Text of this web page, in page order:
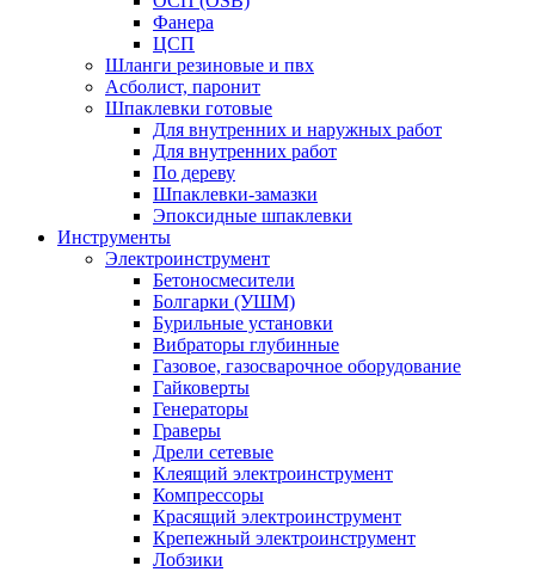
Фанера
ЦСП
Шланги резиновые и пвх
Асболист, паронит
Шпаклевки готовые
Для внутренних и наружных работ
Для внутренних работ
По дереву
Шпаклевки-замазки
Эпоксидные шпаклевки
Инструменты
Электроинструмент
Бетоносмесители
Болгарки (УШМ)
Бурильные установки
Вибраторы глубинные
Газовое, газосварочное оборудование
Гайковерты
Генераторы
Граверы
Дрели сетевые
Клеящий электроинструмент
Компрессоры
Красящий электроинструмент
Крепежный электроинструмент
Лобзики